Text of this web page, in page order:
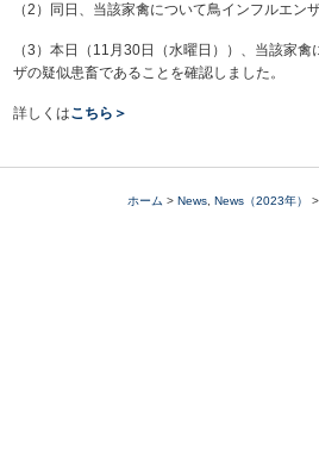
（2）同日、当該家禽について鳥インフルエン
（3）本日（11月30日（水曜日））、当該家
ザの疑似患畜であることを確認しました。
詳しくはこちら＞
ホーム > News News（2023年）